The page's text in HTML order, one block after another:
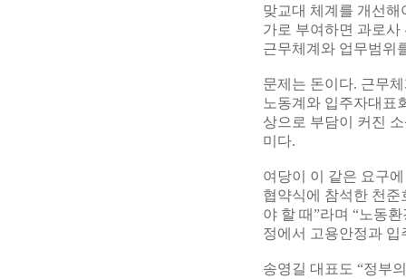
맞교대 체계를 개선
가로 부여하면 과로
근무체계와 업무범위
문제는 돈이다. 근무
노동계와 입주자대표
상으로 부담이 커진
미다.
여당이 이 같은 요구
협약식에 참석한 천
야 할 때”라며 “노동
정에서 고용안정과
송영길 대표도 “정부